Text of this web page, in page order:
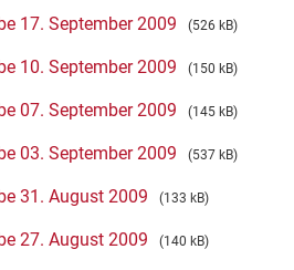
17. September 2009 (526 kB)
10. September 2009 (150 kB)
07. September 2009 (145 kB)
03. September 2009 (537 kB)
31. August 2009 (133 kB)
27. August 2009 (140 kB)